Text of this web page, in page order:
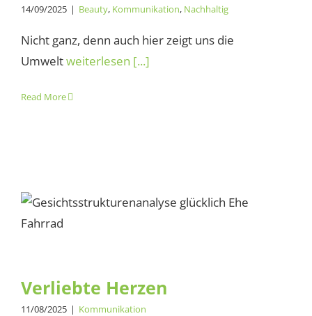
14/09/2025 | Beauty, Kommunikation, Nachhaltig
Nicht ganz, denn auch hier zeigt uns die
Umweltweiterlesen [...]
Read More
Verliebte Herzen
11/08/2025 | Kommunikation